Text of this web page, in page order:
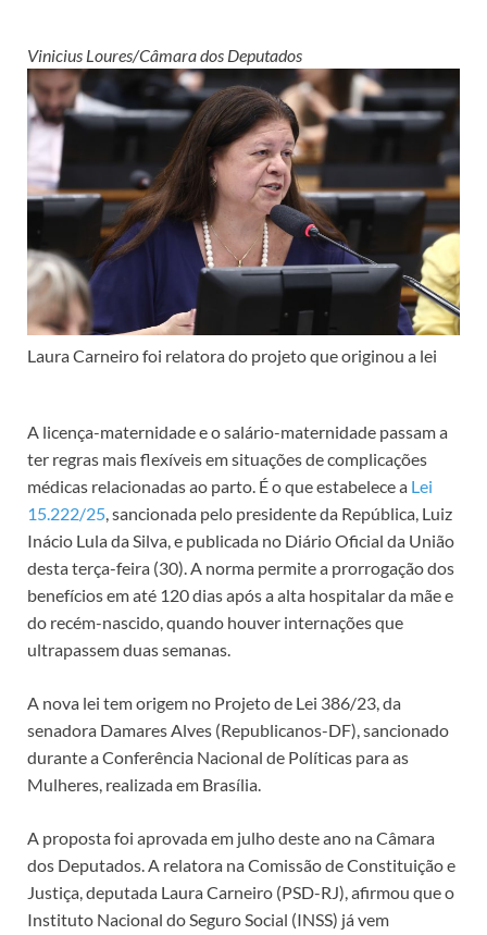
Vinicius Loures/Câmara dos Deputados
Laura Carneiro foi relatora do projeto que originou a lei
A licença-maternidade e o salário-maternidade passam a
ter regras mais flexíveis em situações de complicações
médicas relacionadas ao parto. É o que estabelece a Lei
15.222/25, sancionada pelo presidente da República, Luiz
Inácio Lula da Silva, e publicada no Diário Oficial da União
desta terça-feira (30). A norma permite a prorrogação dos
benefícios em até 120 dias após a alta hospitalar da mãe e
do recém-nascido, quando houver internações que
ultrapassem duas semanas.
A nova lei tem origem no Projeto de Lei 386/23, da
senadora Damares Alves (Republicanos-DF), sancionado
durante a Conferência Nacional de Políticas para as
Mulheres, realizada em Brasília.
A proposta foi aprovada em julho deste ano na Câmara
dos Deputados. A relatora na Comissão de Constituição e
Justiça, deputada Laura Carneiro (PSD-RJ), afirmou que o
Instituto Nacional do Seguro Social (INSS) já vem